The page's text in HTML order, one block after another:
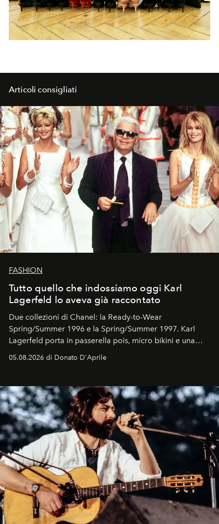
Articoli consigliati
FASHION
Tutto quello che indossiamo oggi Karl
Lagerfeld lo aveva già raccontato
Due collezioni di Chanel: la Ready-to-Wear
Spring/Summer 1996 e la Spring/Summer 1997. Karl
Lagerfeld porta in passerella pois, micro bikini e una
logomania pensata per la spiaggia
Kate, Claudia e Carla una dietro l'altra. Trent'anni dopo,
uno dei documenti più contemporanei che abbiamo.
05.08.2026 di Donato D'Aprile